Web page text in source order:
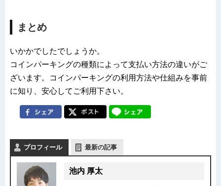
まとめ
いかかでしたでしょうか。
コインパーキングの種類によって支払い方法の違いがご
ざいます。コインパーキングの利用方法や仕組みを事前
に知り、安心してご利用下さい。
プロフィール 最新の記事
池内 厚太